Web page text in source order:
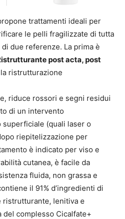
trattamenti ideali per
le pelli fragilizzate di tutta
due referenze. La prima è
post acta, post
ristrutturazione
riduce rossori e segni residui
di un intervento
(quali laser o
riepitelizzazione per
è indicato per viso e
cutanea, è facile da
fluida, non grassa e
il 91% d’ingredienti di
ristrutturante, lenitiva e
complesso Cicalfate+